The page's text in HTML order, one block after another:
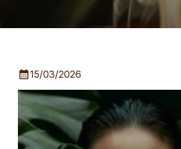
calendar_month15/03/2026